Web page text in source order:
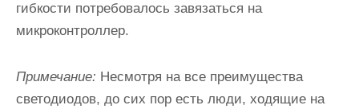
гибкости потребовалось завязаться на
микроконтроллер.
Примечание: Несмотря на все преимущества
светодиодов, до сих пор есть люди, ходящие на